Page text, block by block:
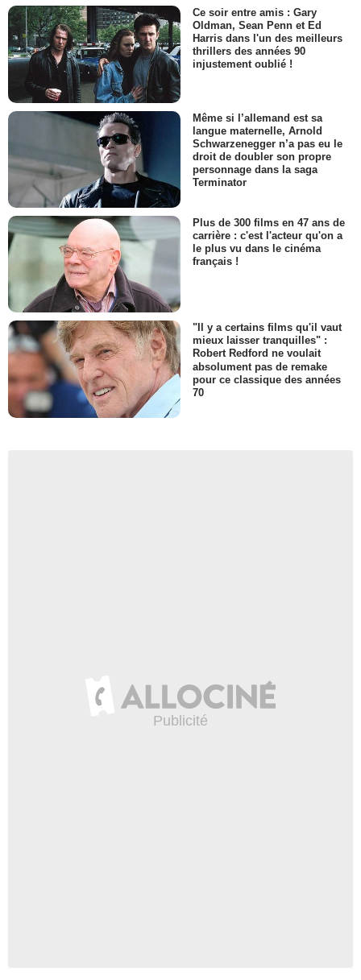
Ce soir entre amis : Gary
Oldman, Sean Penn et Ed
Harris dans l'un des meilleurs
thrillers des années 90
injustement oublié !
Même si l’allemand est sa
langue maternelle, Arnold
Schwarzenegger n’a pas eu le
droit de doubler son propre
personnage dans la saga
Terminator
Plus de 300 films en 47 ans de
carrière : c'est l'acteur qu'on a
le plus vu dans le cinéma
français !
"Il y a certains films qu'il vaut
mieux laisser tranquilles" :
Robert Redford ne voulait
absolument pas de remake
pour ce classique des années
70